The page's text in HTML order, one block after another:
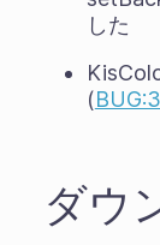
した
(
ダウ